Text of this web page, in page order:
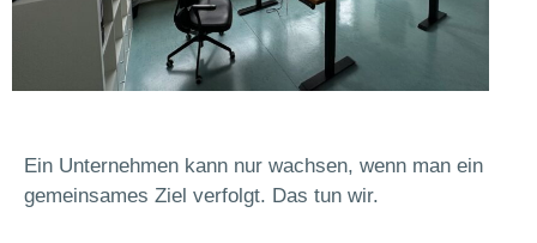
Ein Unternehmen kann nur wachsen, wenn man ein
gemeinsames Ziel verfolgt. Das tun wir.